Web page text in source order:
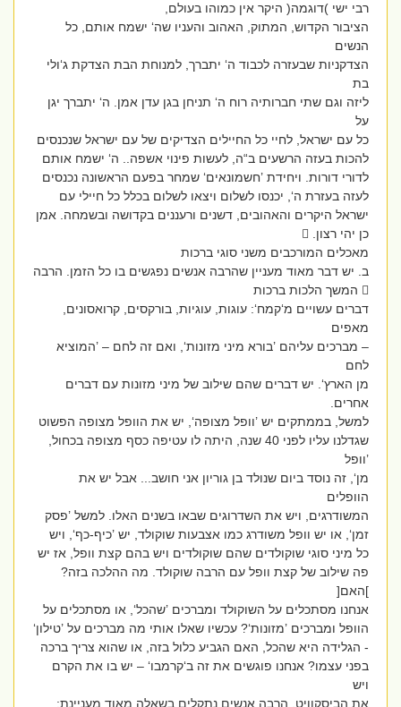
רבי ישי )דוגמה( היקר אין כמוהו בעולם,
הציבור הקדוש, המתוק, האהוב והעניו שה‘ ישמח אותם, כל
הנשים
הצדקניות שבעזרה לכבוד ה‘ יתברך, למנוחת הבת הצדקת ג‘ולי
בת
ליזה וגם שתי חברותיה רוח ה‘ תניחן בגן עדן אמן. ה‘ יתברך יגן
על
כל עם ישראל, לחיי כל החיילים הצדיקים של עם ישראל שנכנסים
להכות בעזה הרשעים ב“ה, לעשות פינוי אשפה.. ה‘ ישמח אותם
לדורי דורות. ויחידת ’חשמונאים‘ שמחר בפעם הראשונה נכנסים
לעזה בעזרת ה‘, יכנסו לשלום ויצאו לשלום בכלל כל חיילי עם
ישראל היקרים והאהובים, דשנים ורעננים בקדושה ובשמחה. אמן
כן יהי רצון. 
מאכלים המורכבים משני סוגי ברכות
ב. יש דבר מאוד מעניין שהרבה אנשים נפגשים בו כל הזמן. הרבה
דברים עשויים מ‘קמח‘: עוגות, עוגיות, בורקסים, קרואסונים,
מאפים
– מברכים עליהם ’בורא מיני מזונות‘, ואם זה לחם – ’המוציא
לחם
מן הארץ‘. יש דברים שהם שילוב של מיני מזונות עם דברים
אחרים.
למשל, בממתקים יש ’וופל מצופה‘, יש את הוופל מצופה הפשוט
שגדלנו עליו לפני 40 שנה, היתה לו עטיפה כסף מצופה בכחול,
’וופל
מן‘, זה נוסד ביום שנולד בן גוריון אני חושב... אבל יש את
הוופלים
המשודרגים, ויש את השדרוגים שבאו בשנים האלו. למשל ’פסק
זמן‘, או יש וופל משודרג כמו אצבעות שוקולד, יש ’כיף-כף‘, ויש
כל מיני סוגי שוקולדים שהם שוקולדים ויש בהם קצת וופל, אז יש
פה שילוב של קצת וופל עם הרבה שוקולד. מה ההלכה בזה?
]האם[
אנחנו מסתכלים על השוקולד ומברכים ’שהכל‘, או מסתכלים על
הוופל ומברכים ’מזונות‘? עכשיו שאלו אותי מה מברכים על ’טילון‘
- הגלידה היא שהכל, האם הגביע כלול בזה, או שהוא צריך ברכה
בפני עצמו? אנחנו פוגשים את זה ב‘קרמבו‘ – יש בו את הקרם
ויש
את הביסקוויט, הרבה אנשים נתקלים בשאלה מאוד מעניינת: